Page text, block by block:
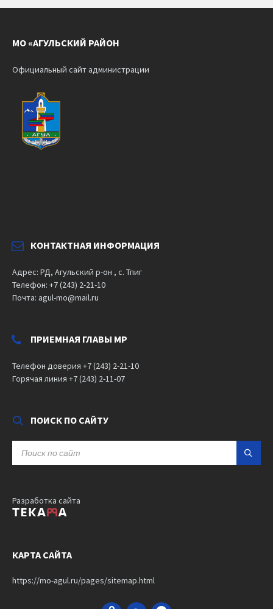
МО «АГУЛЬСКИЙ РАЙОН
Официальный сайт администрации
КОНТАКТНАЯ ИНФОРМАЦИЯ
Адрес: РД, Агульский р-он , с. Тпиг
Телефон: +7 (243) 2-21-10
Почта: agul-mo@mail.ru
ПРИЕМНАЯ ГЛАВЫ МР
Телефон доверия +7 (243) 2-21-10
Горячая линия +7 (243) 2-11-07
ПОИСК ПО САЙТУ
Разработка сайта
КАРТА САЙТА
https://mo-agul.ru/pages/sitemap.html